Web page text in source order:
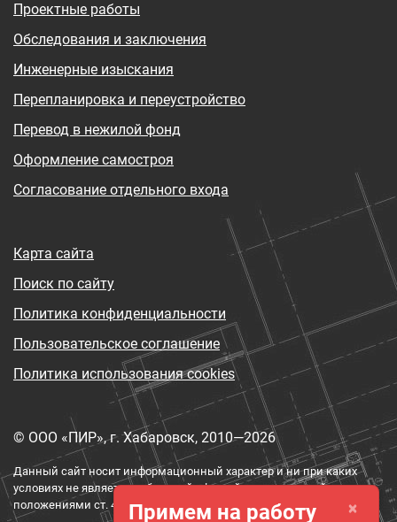
Примем на работу ×
Проектные работы
Обследования и заключения
Инженерные изыскания
Перепланировка и переустройство
Перевод в нежилой фонд
Оформление самостроя
Согласование отдельного входа
Карта сайта
Поиск по сайту
Политика конфиденциальности
Пользовательское соглашение
Политика использования cookies
© ООО «ПИР», г. Хабаровск, 2010—2026
Данный сайт носит информационный характер и ни при каких
условиях не является публичной офертой, определяемой
положениями ст. 437 ГК РФ.